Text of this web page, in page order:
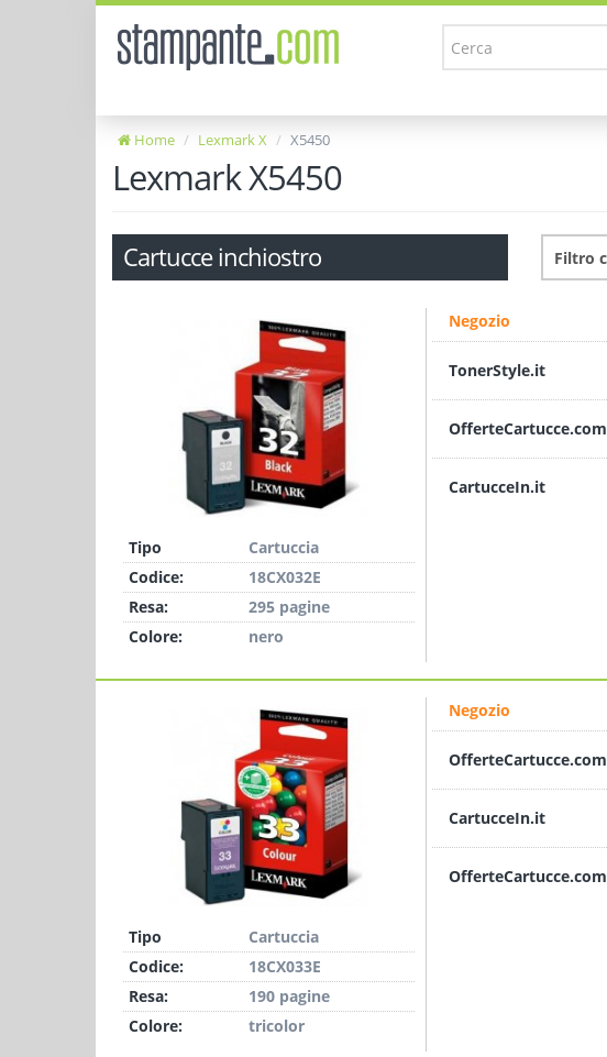
Home Lexmark X X5450
Lexmark X5450
Cartucce inchiostro
Tipo
Cartuccia
Codice:
18CX032E
Resa:
295 pagine
Colore:
nero
Negozio
TonerStyle.it
OfferteCartucce.com
CartucceIn.it
Tipo
Cartuccia
Codice:
18CX033E
Resa:
190 pagine
Colore:
tricolor
Negozio
OfferteCartucce.com
CartucceIn.it
OfferteCartucce.com